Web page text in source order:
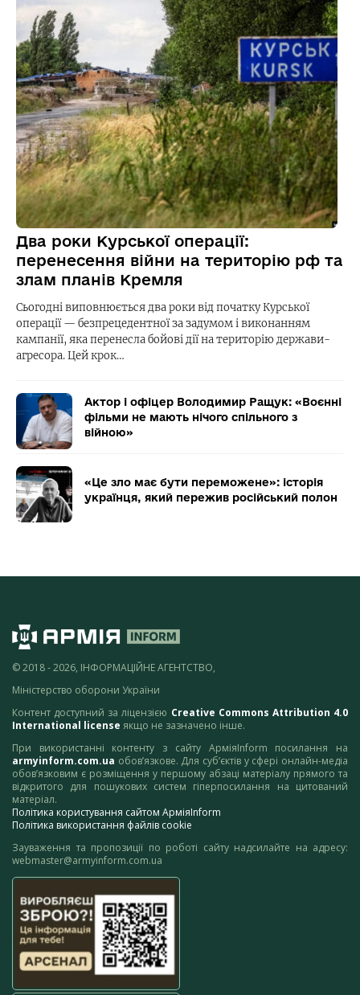
Два роки Курської операції:
перенесення війни на територію рф та
злам планів Кремля
Сьогодні виповнюється два роки від початку Курської
операції — безпрецедентної за задумом і виконанням
кампанії, яка перенесла бойові дії на територію держави-
агресора. Цей крок…
Актор і офіцер Володимир Ращук: «Воєнні
фільми не мають нічого спільного з
війною»
«Це зло має бути переможене»: історія
українця, який пережив російський полон
© 2018 - 2026, ІНФОРМАЦІЙНЕ АГЕНТСТВО,
Міністерство оборони України
Контент доступний за ліцензією Creative Commons Attribution 4.0
International license якщо не зазначено інше.
При використанні контенту з сайту АрміяInform посилання на
armyinform.com.ua обов’язкове. Для суб’єктів у сфері онлайн-медіа
обов’язковим є розміщення у першому абзаці матеріалу прямого та
відкритого для пошукових систем гіперпосилання на цитований
матеріал.
Політика користування сайтом АрміяInform
Політика використання файлів cookie
Зауваження та пропозиції по роботі сайту надсилайте на адресу:
webmaster@armyinform.com.ua